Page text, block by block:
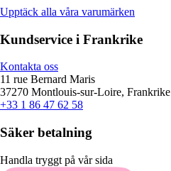
Upptäck alla våra varumärken
Kundservice i Frankrike
Kontakta oss
11 rue Bernard Maris
37270 Montlouis-sur-Loire, Frankrike
+33 1 86 47 62 58
Säker betalning
Handla tryggt på vår sida